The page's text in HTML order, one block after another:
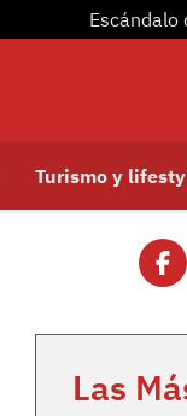
Escándalo
Turismo y
Las